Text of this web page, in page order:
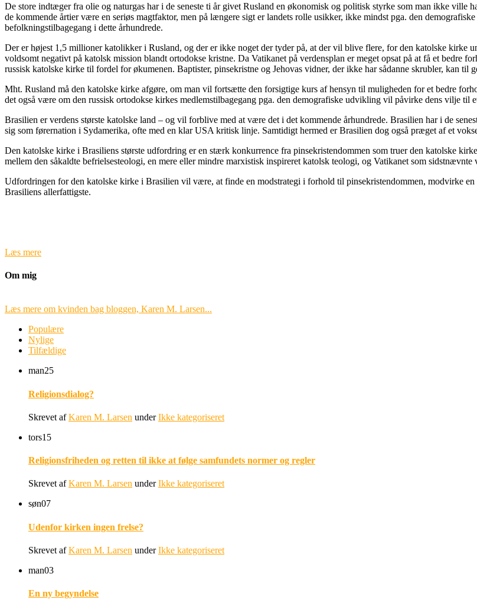
De store indtæger fra olie og naturgas har i de seneste ti år givet Rusland en økonomisk og politisk styrke som man ikke ville
de kommende årtier være en seriøs magtfaktor, men på længere sigt er landets rolle usikker, ikke mindst pga. den
befolkningstilbagegang i dette århundrede.
Der er højest 1,5 millioner katolikker i Rusland, og der er ikke noget der tyder på, at der vil blive flere, for den katolske kirke
voldsomt negativt på katolsk mission blandt ortodokse kristne. Da Vatikanet på verdensplan er meget opsat på at få et bedre
russisk katolske kirke til fordel for økumenen. Baptister, pinsekristne og Jehovas vidner, der ikke har sådanne skrubler, kan til
Mht. Rusland må den katolske kirke afgøre, om man vil fortsætte den forsigtige kurs af hensyn til muligheden for et bedre
det også være om den russisk ortodokse kirkes medlemstilbagegang pga. den demografiske udvikling vil påvirke dens vilje til
Brasilien er verdens største katolske land – og vil forblive med at være det i det kommende århundrede. Brasilien har i de
sig som førernation i Sydamerika, ofte med en klar USA kritisk linje. Samtidigt hermed er Brasilien dog også præget af et
Den katolske kirke i Brasiliens største udfordring er en stærk konkurrence fra pinsekristendommen som truer den katolske
mellem den såkaldte befrielsesteologi, en mere eller mindre marxistisk inspireret katolsk teologi, og Vatikanet som sidstnævnte
Udfordringen for den katolske kirke i Brasilien vil være, at finde en modstrategi i forhold til pinsekristendommen, modvirke
Brasiliens allerfattigste.
Læs mere
Om mig
Læs mere om kvinden bag bloggen, Karen M. Larsen...
Populære
Nylige
Tilfældige
man25
Religionsdialog?
Skrevet afKaren M. Larsen underIkke kategoriseret
tors15
Religionsfriheden og retten til ikke at følge samfundets normer og regler
Skrevet afKaren M. Larsen underIkke kategoriseret
søn07
Udenfor kirken ingen frelse?
Skrevet afKaren M. Larsen underIkke kategoriseret
man03
En ny begyndelse